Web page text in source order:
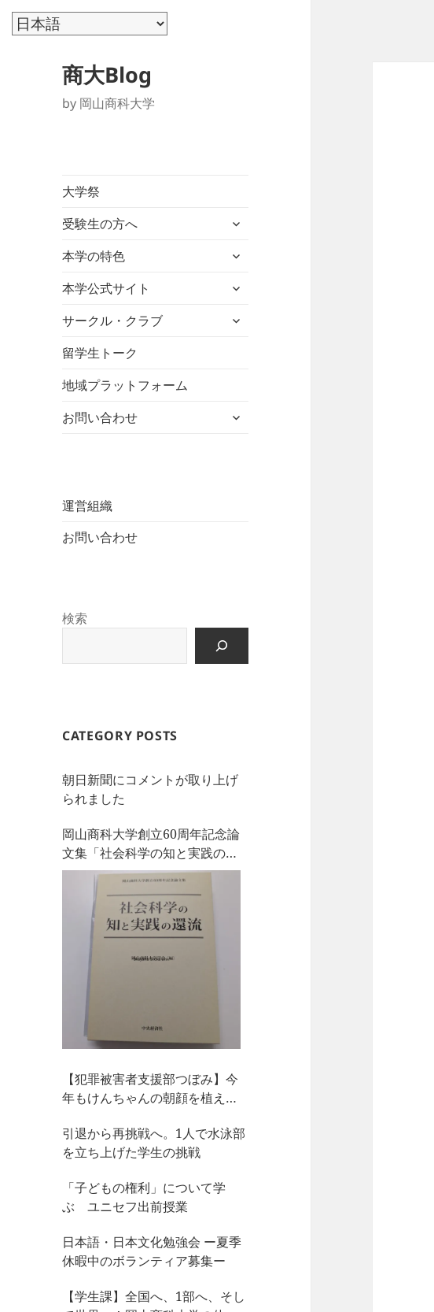
商大Blog
by 岡山商科大学
大学祭
受験生の方へ
サ
メ
ュ
を
本学の特色
サ
メ
ュ
本学公式サイト
サ
メ
サークル・クラブ
サ
を
留学生トーク
地域プラットフォーム
お問い合わせ
サ
運営組織
お問い合わせ
検索
CATEGORY POSTS
朝日新聞にコメントが取り上げ
られました
岡山商科大学創立60周年記念論
文集「社会科学の知と実践の還
流」を刊行しました
【犯罪被害者支援部つぼみ】今
年もけんちゃんの朝顔を植えま
引退から再挑戦へ。1人で水泳部
を立ち上げた学生の挑戦
「子どもの権利」について学
ぶ ユニセフ出前授業
日本語・日本文化勉強会 ー夏季
休暇中のボランティア募集ー
【学生課】全国へ、1部へ、そし